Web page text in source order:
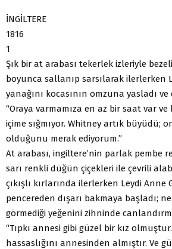
İNGİLTERE
1816
1
Şık bir at arabası tekerlek izleriyle
boyunca sallanıp sarsılarak ilerlerken
yanağını kocasının omzuna yasladı
“Oraya varmamıza en az bir saat var
içime sığmıyor. Whitney artık büyüdü;
olduğunu merak ediyorum.”
At arabası, ingiltere’nin parlak pembe
sarı renkli düğün çiçekleri ile çevrili
çıkışlı kırlarında ilerlerken Leydi Anne
pencereden dışarı bakmaya başladı;
görmediği yeğenini zihninde
“Tıpkı annesi gibi güzel bir kız
hassaslığını annesinden almıştır. Ve